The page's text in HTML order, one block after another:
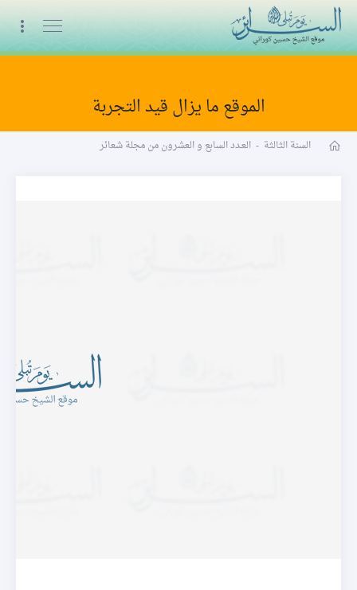
البث المباشر
الموقع ما يزال قيد التجربة
السنة الثالثة - العـدد السابع و العشرون من مجلة شعائر